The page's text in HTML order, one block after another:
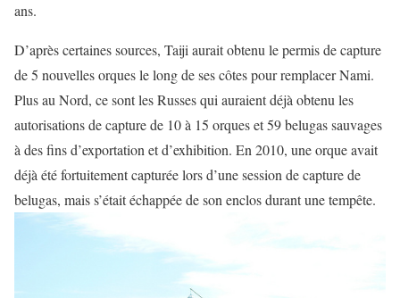
ans.
D’après certaines sources, Taiji aurait obtenu le permis de capture
de 5 nouvelles orques le long de ses côtes pour remplacer Nami.
Plus au Nord, ce sont les Russes qui auraient déjà obtenu les
autorisations de capture de 10 à 15 orques et 59 belugas sauvages
à des fins d’exportation et d’exhibition. En 2010, une orque avait
déjà été fortuitement capturée lors d’une session de capture de
belugas, mais s’était échappée de son enclos durant une tempête.